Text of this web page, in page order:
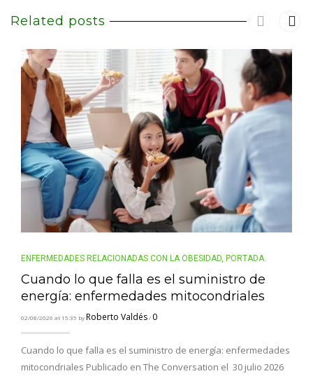
Related posts
ENFERMEDADES RELACIONADAS CON LA OBESIDAD, PORTADA.
Cuando lo que falla es el suministro de
energía: enfermedades mitocondriales
02/08/2026 at 15:35 byRoberto Valdés/ 0
Cuando lo que falla es el suministro de energía: enfermedades
mitocondriales Publicado en The Conversation el 30 julio 2026